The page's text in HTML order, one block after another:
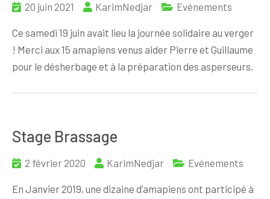
20 juin 2021 KarimNedjar Evénements
Ce samedi 19 juin avait lieu la journée solidaire au verger
! Merci aux 15 amapiens venus aider Pierre et Guillaume
pour le désherbage et à la préparation des asperseurs.
Stage Brassage
2 février 2020 KarimNedjar Evénements
En Janvier 2019, une dizaine d’amapiens ont participé à